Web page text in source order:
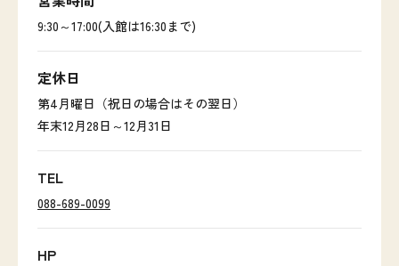
9:30～17:00(入館は16:30まで)
定休日
第4月曜日（祝日の場合はその翌日）
年末12月28日～12月31日
TEL
088-689-0099
HP